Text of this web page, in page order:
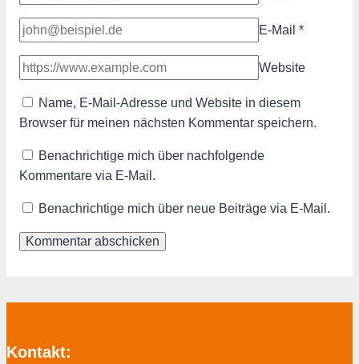
E-Mail *
Website
Name, E-Mail-Adresse und Website in diesem
Browser für meinen nächsten Kommentar speichern.
Benachrichtige mich über nachfolgende
Kommentare via E-Mail.
Benachrichtige mich über neue Beiträge via E-Mail.
Kontakt: